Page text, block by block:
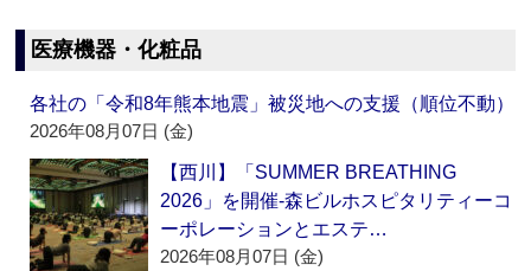
医療機器・化粧品
各社の「令和8年熊本地震」被災地への支援（順位不動）
2026年08月07日 (金)
【西川】「SUMMER BREATHING
2026」を開催‐森ビルホスピタリティーコ
ーポレーションとエステ…
2026年08月07日 (金)